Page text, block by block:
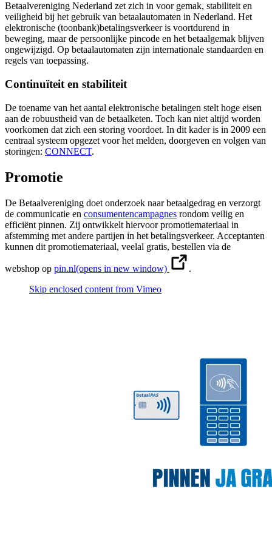
Betaalvereniging Nederland zet zich in voor gemak, stabiliteit en
veiligheid bij het gebruik van betaalautomaten in Nederland. Het
elektronische (toonbank)betalingsverkeer is voortdurend in
beweging, maar de persoonlijke pincode en het betaalgemak blijven
ongewijzigd. Op betaalautomaten zijn internationale standaarden en
regels van toepassing.
Continuïteit en stabiliteit
De toename van het aantal elektronische betalingen stelt hoge eisen
aan de robuustheid van de betaalketen. Toch kan niet altijd worden
voorkomen dat zich een storing voordoet. In dit kader is in 2009 een
centraal systeem opgezet voor het melden, doorgeven en volgen van
storingen: CONNECT.
Promotie
De Betaalvereniging doet onderzoek naar betaalgedrag en verzorgt
de communicatie en consumentencampagnes rondom veilig en
efficiënt pinnen. Zij ontwikkelt hiervoor promotiemateriaal in
afstemming met andere partijen in het betalingsverkeer. Acceptanten
kunnen dit promotiemateriaal, veelal gratis, bestellen via de
webshop op pin.nl(opens in new window)
.
Skip enclosed content from Vimeo